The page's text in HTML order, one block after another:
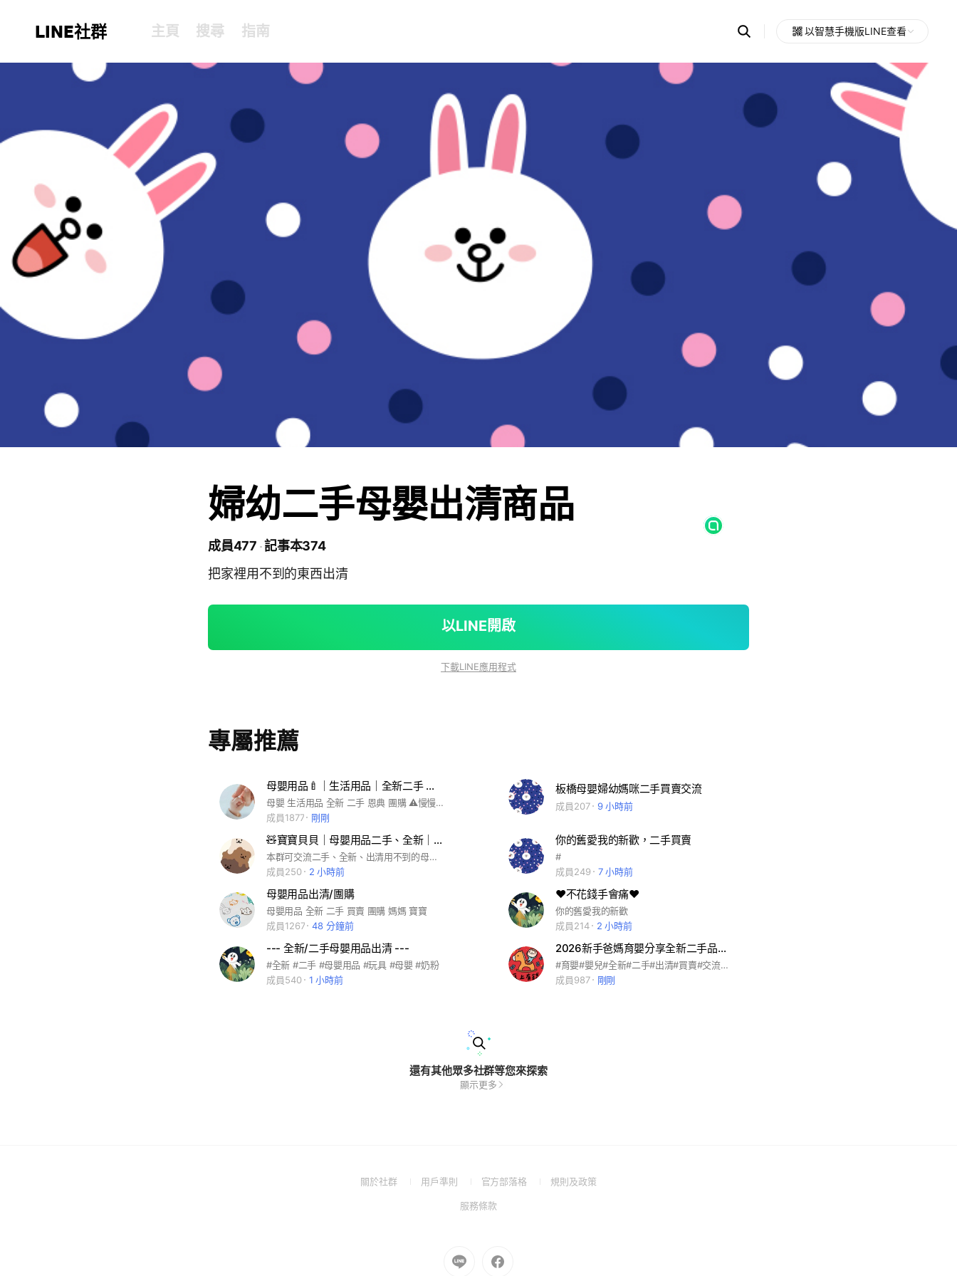
LINE社群 主頁 搜尋 指南 Search
OpenChats
messages
search
以智慧手機版LINE查看
婦幼二手母嬰出清商品
成員477 記事本374
把家裡用不到的東西出清
以LINE開啟
下載LINE應用程式
專屬推薦
母嬰用品🍼｜生活用品｜全新二手 出清
母嬰 生活用品 全新 二手 恩典 團購 ⚠️慢慢成長中 歡迎加入 無廣告詐騙🥹 出清 售出 換物 徵物 嬰幼兒 衣物 奶粉 用品 孕婦 媽媽 尿布 玩具 衛生紙 濕紙巾 廚房用品 清潔用具 零食 日常物品 育兒 Konny 代購 Uniqlo GAP NEXT 麗嬰房 NUNA joie 小獅王 辛巴 貝親 惠氏 雀巢 能恩 兒樂 亞培 美強生 口水巾 新手媽媽 新手爸爸
成員1877
剛剛
板橋母嬰婦幼媽咪二手買賣交流
成員207 9 小時前
🧸寶寶貝貝｜母嬰用品二手、全新｜交流群（入群後請看公告，禁廣告）
本群可交流二手、全新、出清用不到的母嬰用品、可徵物、許願 ≛ ≛ ≛ ≛ ≛ ≛ ≛ ≛ ≛ ≛ ≛ ≛ 入 群 請 看 上 方 公 吿 ≛ ≛ ≛ ≛ ≛ ≛ ≛ ≛ ≛ ≛ ≛ ≛ 廣告請勿加入 母嬰用品 #二手 #寶寶 #親子 #育兒 #媽咪 #寶貝 #嬰兒 #轉賣 #出清 #省錢 #拍賣 #奶粉 #推車 #女寶 #男寶 #新生兒 #童書 #尿布 #汽座 #奶瓶
成員250
2 小時前
你的舊愛我的新歡，二手買賣
#
成員249
7 小時前
母嬰用品出清/團購
母嬰用品 全新 二手 買賣 團購 媽媽 寶寶
成員1267
48 分鐘前
❤不花錢手會痛❤
你的舊愛我的新歡
成員214
2 小時前
--- 全新/二手母嬰用品出清 ---
#全新 #二手 #母嬰用品 #玩具 #母嬰 #奶粉
成員540
1 小時前
2026新手爸媽育嬰分享全新二手品出清
#育嬰#嬰兒#全新#二手#出清#買賣#交流#新手媽咪#龍寶寶#兔寶寶#蛇寶寶#現貨出清
成員987
剛剛
還有其他眾多社群等您來探索
顯示更多
關於社群
(Open用戶準則
(Open
a
官方部落格
(Open規則及政策(Open
服務條款(Open
window)
Go
to
Go
to